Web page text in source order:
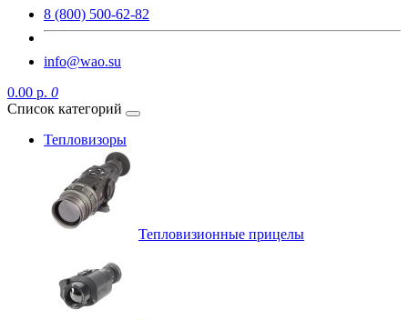
8 (800) 500-62-82
info@wao.su
0.00 р. 0
Список категорий
Тепловизоры
Тепловизионные прицелы